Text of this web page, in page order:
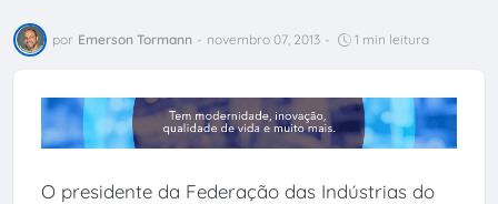
por Emerson Tormann - novembro 07, 2013 - 1 min leitura
O presidente da Federação das Indústrias do